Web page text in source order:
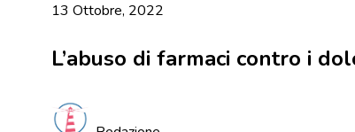
13 Ottobre, 2022
L’abuso di farmaci contro i